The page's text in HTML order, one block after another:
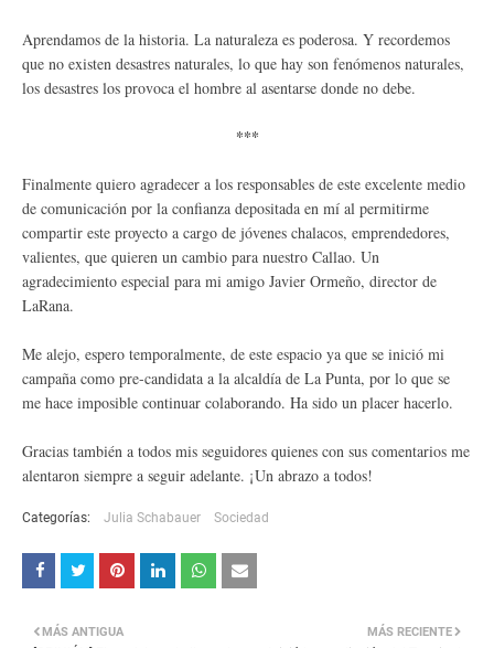
Aprendamos de la historia. La naturaleza es poderosa. Y recordemos
que no existen desastres naturales, lo que hay son fenómenos naturales,
los desastres los provoca el hombre al asentarse donde no debe.
***
Finalmente quiero agradecer a los responsables de este excelente medio
de comunicación por la confianza depositada en mí al permitirme
compartir este proyecto a cargo de jóvenes chalacos, emprendedores,
valientes, que quieren un cambio para nuestro Callao. Un
agradecimiento especial para mi amigo Javier Ormeño, director de
LaRana.
Me alejo, espero temporalmente, de este espacio ya que se inició mi
campaña como pre-candidata a la alcaldía de La Punta, por lo que se
me hace imposible continuar colaborando. Ha sido un placer hacerlo.
Gracias también a todos mis seguidores quienes con sus comentarios me
alentaron siempre a seguir adelante. ¡Un abrazo a todos!
Categorías: Julia Schabauer Sociedad
MÁS RECIENTE
MÁS ANTIGUA